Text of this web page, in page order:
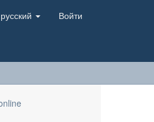
русский Войти